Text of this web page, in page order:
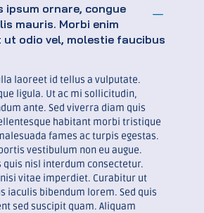
ipsum ornare, congue
mauris. Morbi enim
ut odio vel, molestie faucibus
laoreet id tellus a vulputate.
ligula. Ut ac mi sollicitudin,
ante. Sed viverra diam quis
habitant morbi tristique
fames ac turpis egestas.
vestibulum non eu augue.
quis nisl interdum consectetur.
vitae imperdiet. Curabitur ut
iaculis bibendum lorem. Sed quis
sed suscipit quam. Aliquam